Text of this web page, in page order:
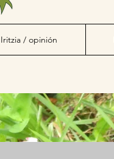
Iritzia / opinión